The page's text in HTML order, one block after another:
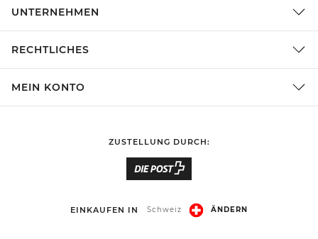
UNTERNEHMEN
RECHTLICHES
MEIN KONTO
ZUSTELLUNG DURCH:
EINKAUFEN IN Schweiz ÄNDERN